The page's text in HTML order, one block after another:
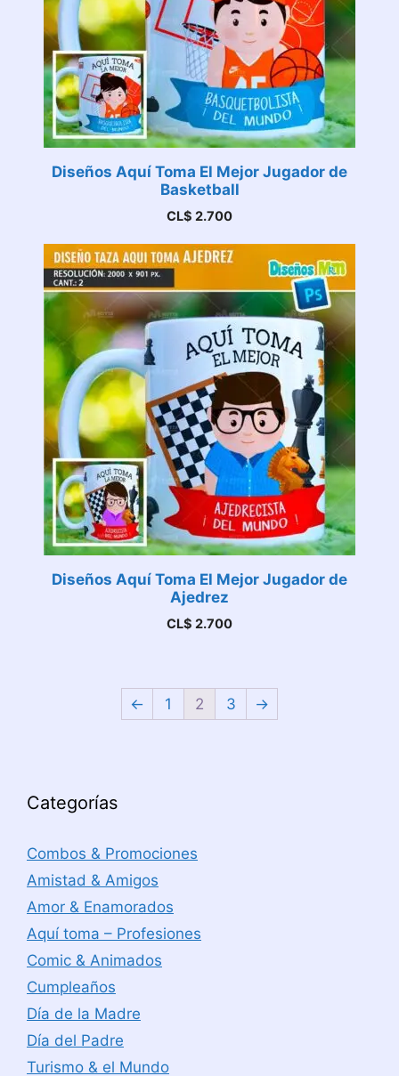
Diseños Aquí Toma El Mejor Jugador de
Basketball
CL$ 2.700
Diseños Aquí Toma El Mejor Jugador de
Ajedrez
CL$ 2.700
← 1 2 3 →
Categorías
Combos & Promociones
Amistad & Amigos
Amor & Enamorados
Aquí toma – Profesiones
Comic & Animados
Cumpleaños
Día de la Madre
Día del Padre
Turismo & el Mundo